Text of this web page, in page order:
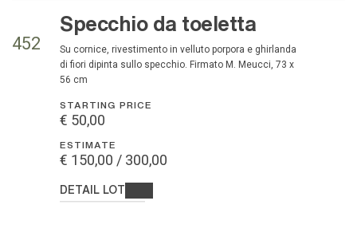
452
Specchio da toeletta
su cornice, rivestimento in velluto porpora e ghirlanda
di fiori dipinta sullo specchio. Firmato M. Meucci, 73 x
56 cm
STARTING PRICE
€ 50,00
ESTIMATE
€ 150,00 / 300,00
DETAIL LOT